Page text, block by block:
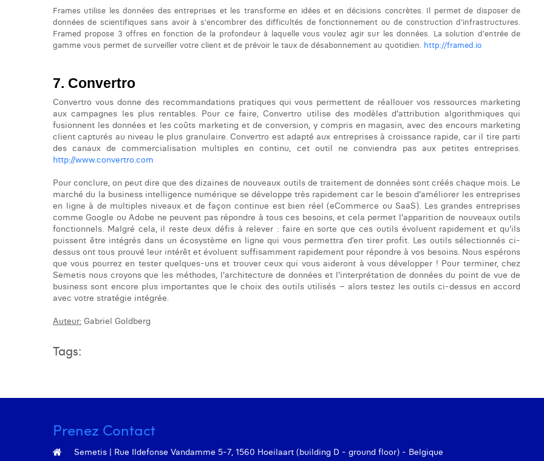
Frames utilise les données des entreprises et les transforme en idées et en décisions concrètes. Il permet de disposer de
données de scientifiques sans avoir à s'encombrer des difficultés de fonctionnement ou de construction d'infrastructures.
Framed propose 3 offres en fonction de la profondeur à laquelle vous voulez agir sur les données. La solution d'entrée de
gamme vous permet de surveiller votre client et de prévoir le taux de désabonnement au quotidien. http://framed.io
Convertro
Convertro vous donne des recommandations pratiques qui vous permettent de réallouer vos ressources marketing
aux campagnes les plus rentables. Pour ce faire, Convertro utilise des modèles d'attribution algorithmiques qui
fusionnent les données et les coûts marketing et de conversion, y compris en magasin, avec des encours marketing
client capturés au niveau le plus granulaire. Convertro est adapté aux entreprises à croissance rapide, car il tire parti
des canaux de commercialisation multiples en continu, cet outil ne conviendra pas aux petites entreprises.
http://www.convertro.com
Pour conclure, on peut dire que des dizaines de nouveaux outils de traitement de données sont créés chaque mois. Le
marché du la business intelligence numérique se développe très rapidement car le besoin d'améliorer les entreprises
en ligne à de multiples niveaux et de façon continue est bien réel (eCommerce ou SaaS). Les grandes entreprises
comme Google ou Adobe ne peuvent pas répondre à tous ces besoins, et cela permet l'apparition de nouveaux outils
fonctionnels. Malgré cela, il reste deux défis à relever : faire en sorte que ces outils évoluent rapidement et qu'ils
puissent être intégrés dans un écosystème en ligne qui vous permettra d’en tirer profit. Les outils sélectionnés ci-
dessus ont tous prouvé leur intérêt et évoluent suffisamment rapidement pour répondre à vos besoins. Nous espérons
que vous pourrez en tester quelques-uns et trouver ceux qui vous aideront à vous développer ! Pour terminer, chez
Semetis nous croyons que les méthodes, l'architecture de données et l'interprétation de données du point de vue de
business sont encore plus importantes que le choix des outils utilisés – alors testez les outils ci-dessus en accord
avec votre stratégie intégrée.
Auteur: Gabriel Goldberg
Tags:
Prenez Contact
Semetis | Rue Ildefonse Vandamme 5-7, 1560 Hoeilaart (building D - ground floor) - Belgique